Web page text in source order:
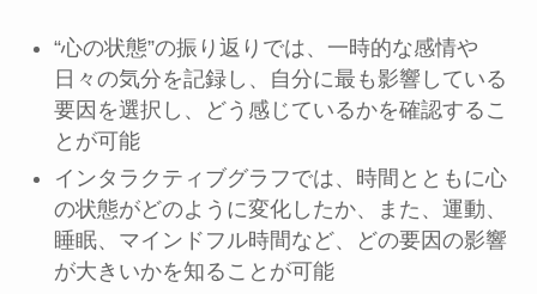
“心の状態”の振り返りでは、一時的な感情や
日々の気分を記録し、自分に最も影響している
要因を選択し、どう感じているかを確認するこ
とが可能
インタラクティブグラフでは、時間とともに心
の状態がどのように変化したか、また、運動、
睡眠、マインドフル時間など、どの要因の影響
が大きいかを知ることが可能